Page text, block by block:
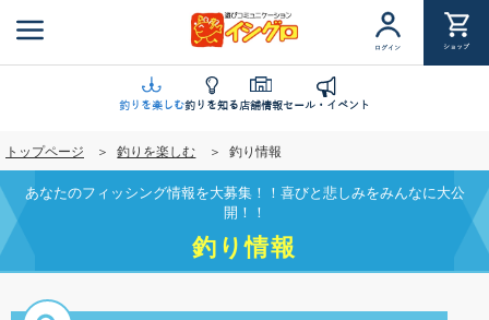
ン
に
移
動
ログイン ショップ
釣りを楽しむ釣りを知る店舗情報セール・イベント
トップページ 釣りを楽しむ 釣り情報
あなたのフィッシング情報を大募集！！喜びと悲しみをみんなに大公
開！！
釣り情報